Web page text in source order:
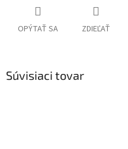
OPÝTAŤ SA ZDIEĽAŤ
Súvisiaci tovar